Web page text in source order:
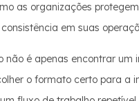
as organizações
em suas
não é apenas encontrar um
o formato certo para a